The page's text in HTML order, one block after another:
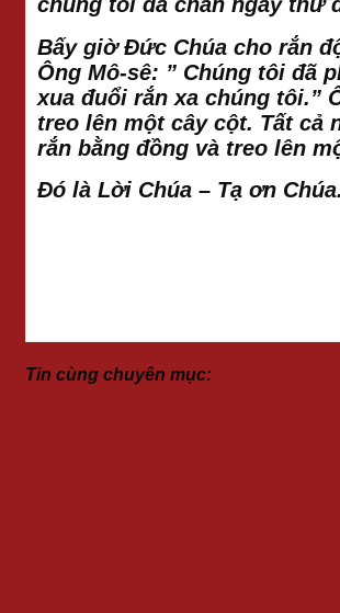
Bấy giờ Đức Chúa cho rắn
Ông Mô-sê: ” Chúng tôi đã
xua đuổi rắn xa chúng tôi.”
treo lên một cây cột. Tất cả
rắn bằng đồng và treo lên
Đó là Lời Chúa – Tạ ơn Chúa.
Tin cùng chuyên mục: